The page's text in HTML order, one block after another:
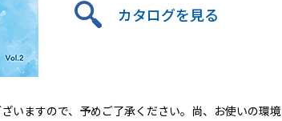
カタログを見る
いますので、予めご了承ください。 尚、お使いの環境